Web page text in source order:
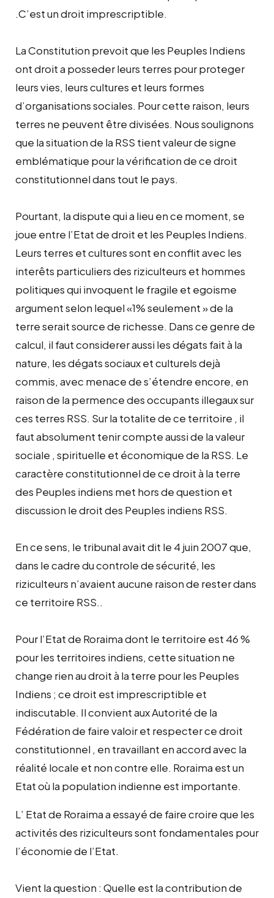
.C’est un droit imprescriptible.
La Constitution prevoit que les Peuples Indiens
ont droit a posseder leurs terres pour proteger
leurs vies, leurs cultures et leurs formes
d’organisations sociales. Pour cette raison, leurs
terres ne peuvent être divisées. Nous soulignons
que la situation de la RSS tient valeur de signe
emblématique pour la vérification de ce droit
constitutionnel dans tout le pays.
Pourtant, la dispute qui a lieu en ce moment, se
joue entre l’Etat de droit et les Peuples Indiens.
Leurs terres et cultures sont en conflit avec les
interêts particuliers des riziculteurs et hommes
politiques qui invoquent le fragile et egoisme
argument selon lequel «1% seulement » de la
terre serait source de richesse. Dans ce genre de
calcul, il faut considerer aussi les dégats fait à la
nature, les dégats sociaux et culturels dejà
commis, avec menace de s’étendre encore, en
raison de la permence des occupants illegaux sur
ces terres RSS. Sur la totalite de ce territoire , il
faut absolument tenir compte aussi de la valeur
sociale , spirituelle et économique de la RSS. Le
caractère constitutionnel de ce droit à la terre
des Peuples indiens met hors de question et
discussion le droit des Peuples indiens RSS.
En ce sens, le tribunal avait dit le 4 juin 2007 que,
dans le cadre du controle de sécurité, les
riziculteurs n’avaient aucune raison de rester dans
ce territoire RSS..
Pour l’Etat de Roraima dont le territoire est 46 %
pour les territoires indiens, cette situation ne
change rien au droit à la terre pour les Peuples
Indiens ; ce droit est imprescriptible et
indiscutable. Il convient aux Autorité de la
Fédération de faire valoir et respecter ce droit
constitutionnel , en travaillant en accord avec la
réalité locale et non contre elle. Roraima est un
Etat où la population indienne est importante.
L’ Etat de Roraima a essayé de faire croire que les
activités des riziculteurs sont fondamentales pour
l’économie de l’Etat.
Vient la question : Quelle est la contribution de